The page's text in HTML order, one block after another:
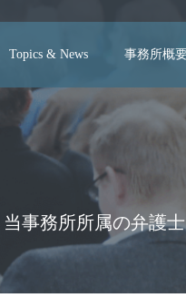
Topics & News 事務所概
「Legislation and Administrative
当事務所所属の弁護